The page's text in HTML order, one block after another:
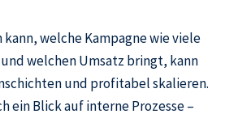
welche Kampagne wie viele
welchen Umsatz bringt, kann
und profitabel skalieren.
ein Blick auf interne Prozesse –